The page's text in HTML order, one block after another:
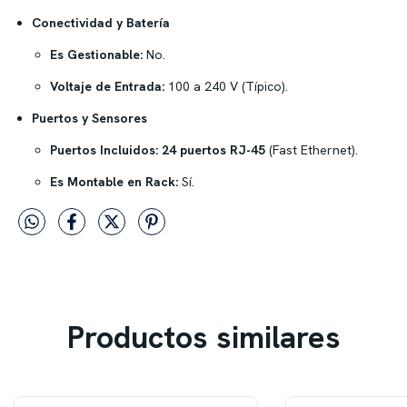
Conectividad y Batería
Es Gestionable: No.
Voltaje de Entrada: 100 a 240 V (Típico).
Puertos y Sensores
Puertos Incluidos: 24 puertos RJ-45 (Fast Ethernet).
Es Montable en Rack: Sí.
Productos similares